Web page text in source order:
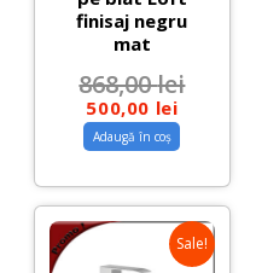
finisaj negru
mat
868,00lei
500,00 lei
Adaugă în coș
Sale!